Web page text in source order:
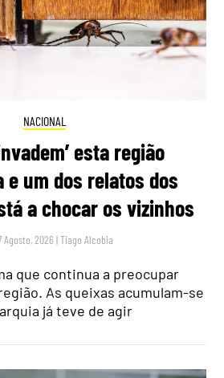
NACIONAL
esta região
e um dos relatos dos
a chocar os vizinhos
Agosto, 2026 |Tiago Alcobia
que continua a preocupar
As queixas acumulam-se
já teve de agir